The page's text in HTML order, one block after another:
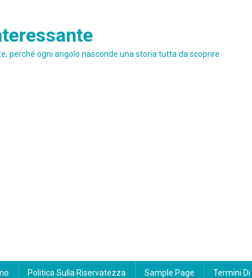
perché ogni angolo nasconde una storia tutta da scoprire
Politica Sulla Riservatezza Sample Page Termini